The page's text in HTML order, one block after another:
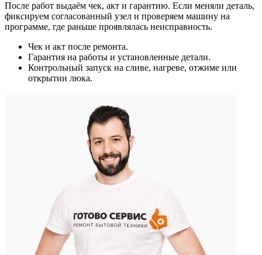
После работ выдаём чек, акт и гарантию. Если меняли деталь,
фиксируем согласованный узел и проверяем машину на
программе, где раньше проявлялась неисправность.
Чек и акт после ремонта.
Гарантия на работы и установленные детали.
Контрольный запуск на сливе, нагреве, отжиме или
открытии люка.